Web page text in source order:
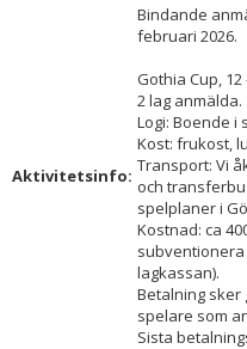
Aktivitetsinfo:
Bindande
februari 2026.
Gothia Cup, 12
2 lag anmälda.
Logi: Boende i
Kost: frukost,
Transport: Vi
och
spelplaner i
Kostnad: ca
lagkassan).
Betalning sker
spelare som
Sista